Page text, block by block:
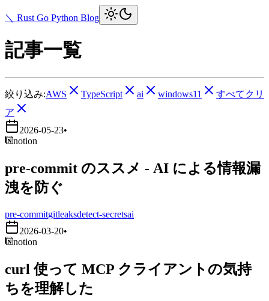
＼ Rust Go Python Blog
記事一覧
絞り込み:AWS TypeScript ai windows11
すべてクリ
ア
2026-05-23•
notion
pre-commit のススメ - AI による情報漏
洩を防ぐ
pre-commitgitleaksdetect-secretsai
2026-03-20•
notion
curl 使って MCP クライアントの気持
ちを理解した